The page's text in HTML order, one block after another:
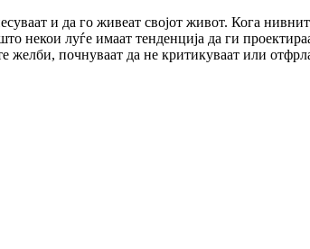
и да го живеат својот живот. Кога
некои луѓе имаат тенденција да ги
желби, почнуваат да не критикуваат или